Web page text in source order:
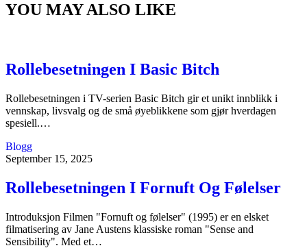
YOU MAY ALSO LIKE
Rollebesetningen I Basic Bitch
Rollebesetningen i TV-serien Basic Bitch gir et unikt innblikk i
vennskap, livsvalg og de små øyeblikkene som gjør hverdagen
spesiell.…
Blogg
September 15, 2025
Rollebesetningen I Fornuft Og Følelser
Introduksjon Filmen "Fornuft og følelser" (1995) er en elsket
filmatisering av Jane Austens klassiske roman "Sense and
Sensibility". Med et…